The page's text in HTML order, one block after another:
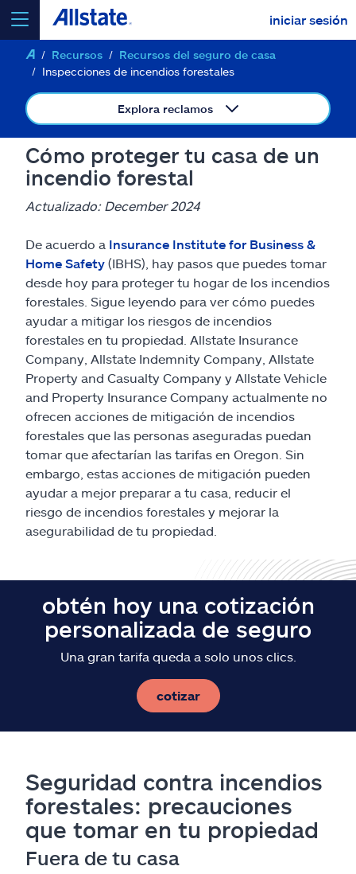
iniciar sesión
seleccionar un producto paracotizar
Select a Product
ir
Seguros y más
Recursos
Reclamos
Asistencia y apoyo
Buscar agente
Explore Allstate
Ashburn, VA 20146
Recursos
Recursos del seguro de casa
Inspecciones de incendios forestales
Explora reclamos
Cómo proteger tu casa de un
incendio forestal
Actualizado: December 2024
De acuerdo a Insurance Institute for Business &
Home Safety (IBHS), hay pasos que puedes tomar
desde hoy para proteger tu hogar de los incendios
forestales. Sigue leyendo para ver cómo puedes
ayudar a mitigar los riesgos de incendios
forestales en tu propiedad. Allstate Insurance
Company, Allstate Indemnity Company, Allstate
Property and Casualty Company y Allstate Vehicle
and Property Insurance Company actualmente no
ofrecen acciones de mitigación de incendios
forestales que las personas aseguradas puedan
tomar que afectarían las tarifas en Oregon. Sin
embargo, estas acciones de mitigación pueden
ayudar a mejor preparar a tu casa, reducir el
riesgo de incendios forestales y mejorar la
asegurabilidad de tu propiedad.
obtén hoy una cotización
personalizada de seguro
Una gran tarifa queda a solo unos clics.
cotizar
Seguridad contra incendios
forestales: precauciones
que tomar en tu propiedad
Fuera de tu casa